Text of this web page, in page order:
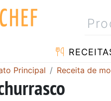
Principal Receita de